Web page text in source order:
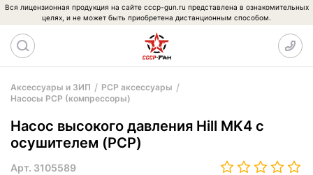
Вся лицензионная продукция на сайте cccp-gun.ru представлена в ознакомительных
целях, и не может быть приобретена дистанционным способом.
Аксессуары и ЗИП
PCP аксессуары
Насосы PCP (компрессоры)
Насос высокого давления Hill MK4 с
осушителем (PCP)
Арт. 3105589